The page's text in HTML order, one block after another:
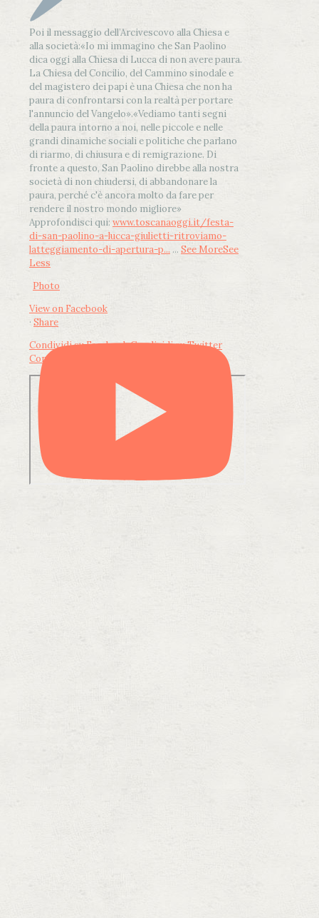
Poi il messaggio dell’Arcivescovo alla Chiesa e
alla società:«Io mi immagino che San Paolino
dica oggi alla Chiesa di Lucca di non avere paura.
La Chiesa del Concilio, del Cammino sinodale e
del magistero dei papi è una Chiesa che non ha
paura di confrontarsi con la realtà per portare
l'annuncio del Vangelo».«Vediamo tanti segni
della paura intorno a noi, nelle piccole e nelle
grandi dinamiche sociali e politiche che parlano
di riarmo, di chiusura e di remigrazione. Di
fronte a questo, San Paolino direbbe alla nostra
società di non chiudersi, di abbandonare la
paura, perché c'è ancora molto da fare per
rendere il nostro mondo migliore»
Approfondisci qui: www.toscanaoggi.it/festa-
di-san-paolino-a-lucca-giulietti-ritroviamo-
latteggiamento-di-apertura-p... ... See MoreSee
Less
Photo
View on Facebook
· Share
Condividi su FacebookCondividi su Twitter
Condividi su LinkedIn